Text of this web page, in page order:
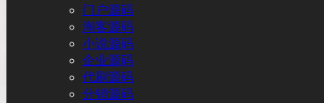
门户源码
淘客源码
小说源码
企业源码
代刷源码
分销源码